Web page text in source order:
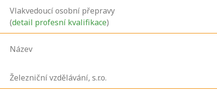
Vlakvedoucí osobní přepravy
(detail profesní kvalifikace)
Název
Železniční vzdělávání, s.r.o.